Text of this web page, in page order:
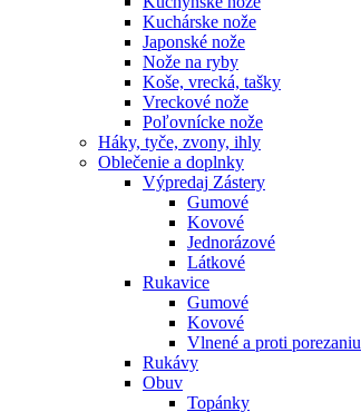
Kuchárske nože
Japonské nože
Nože na ryby
Koše, vrecká, tašky
Vreckové nože
Poľovnícke nože
Háky, tyče, zvony, ihly
Oblečenie a doplnky
Výpredaj Zástery
Gumové
Kovové
Jednorázové
Látkové
Rukavice
Gumové
Kovové
Vlnené a proti porezaniu
Rukávy
Obuv
Topánky